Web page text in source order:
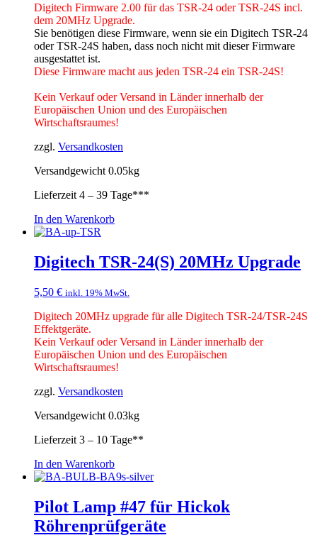
Digitech Firmware 2.00 für das TSR-24 oder TSR-24S incl.
dem 20MHz Upgrade.
Sie benötigen diese Firmware, wenn sie ein Digitech TSR-24
oder TSR-24S haben, dass noch nicht mit dieser Firmware
ausgestattet ist.
Diese Firmware macht aus jeden TSR-24 ein TSR-24S!
Kein Verkauf oder Versand in Länder innerhalb der
Europäischen Union und des Europäischen
Wirtschaftsraumes!
zzgl. Versandkosten
Versandgewicht 0.05kg
Lieferzeit 4 – 39 Tage***
In den Warenkorb
Digitech TSR-24(S) 20MHz Upgrade
5,50 € inkl. 19% MwSt.
Digitech 20MHz upgrade für alle Digitech TSR-24/TSR-24S
Effektgeräte.
Kein Verkauf oder Versand in Länder innerhalb der
Europäischen Union und des Europäischen
Wirtschaftsraumes!
zzgl. Versandkosten
Versandgewicht 0.03kg
Lieferzeit 3 – 10 Tage**
In den Warenkorb
Pilot Lamp #47 für Hickok
Röhrenprüfgeräte